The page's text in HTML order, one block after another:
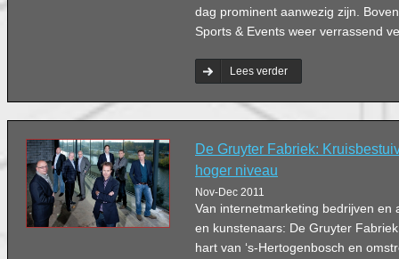
dag prominent aanwezig zijn.
Sports & Events weer verrassend
Lees verder
De Gruyter Fabriek:
hoger niveau
Nov-Dec 2011
Van internetmarketing bedrijven en
en kunstenaars: De Gruyter
hart van ‘s-Hertogenbosch en